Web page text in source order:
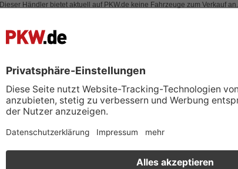
Dieser Händler bietet aktuell auf PKW.de keine Fahrzeuge zum Verkauf an.